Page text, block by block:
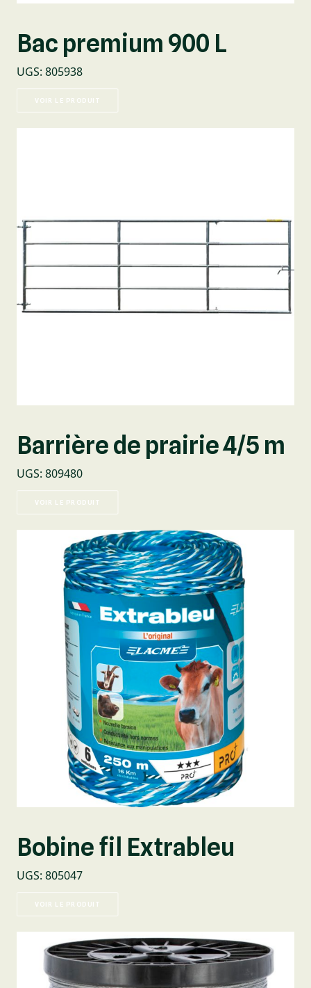
Bac premium 900 L
UGS: 805938
VOIR LE PRODUIT
Barrière de prairie 4/5 m
UGS: 809480
VOIR LE PRODUIT
Bobine fil Extrableu
UGS: 805047
VOIR LE PRODUIT